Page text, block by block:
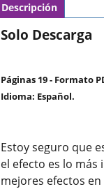
Descripción
Solo Descarga
Páginas 19 - Formato
Idioma: Español.
Estoy seguro que
el efecto es lo
mejores efectos